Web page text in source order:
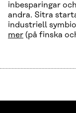
inbesparingar
andra. Sitra
industriell
mer (på finska